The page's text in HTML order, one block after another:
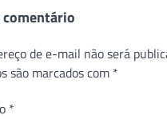
comentário
de e-mail não será
são marcados com *
*